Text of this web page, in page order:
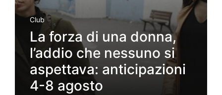
Club
La forza di una donna,
l’addio che nessuno si
aspettava: anticipazioni
4-8 agosto